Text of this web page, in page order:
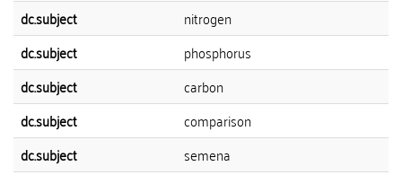
dc.subject
nitrogen
dc.subject
phosphorus
dc.subject
carbon
dc.subject
comparison
dc.subject
semena